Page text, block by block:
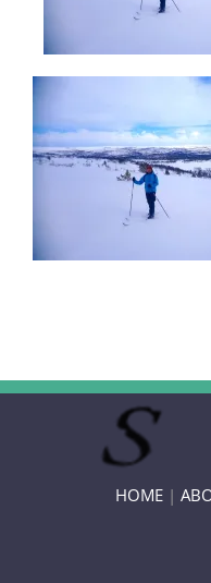
FAHRZEUG UND
WISSENSWERTES
HOME|